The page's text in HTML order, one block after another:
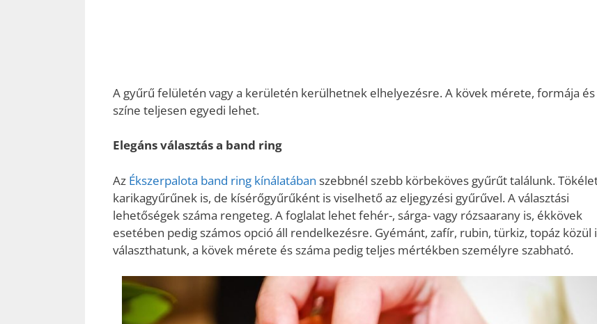
A gyűrű felületén vagy a kerületén kerülhetnek elhelyezésre. A kövek mérete, formája és
színe teljesen egyedi lehet.
Elegáns választás a band ring
Az Ékszerpalota band ring kínálatában szebbnél szebb körbeköves gyűrűt találunk.
karikagyűrűnek is, de kísérőgyűrűként is viselhető az eljegyzési gyűrűvel. A választási
lehetőségek száma rengeteg. A foglalat lehet fehér-, sárga- vagy rózsaarany is, ékkövek
esetében pedig számos opció áll rendelkezésre. Gyémánt, zafír, rubin, türkiz, topáz közül
választhatunk, a kövek mérete és száma pedig teljes mértékben személyre szabható.